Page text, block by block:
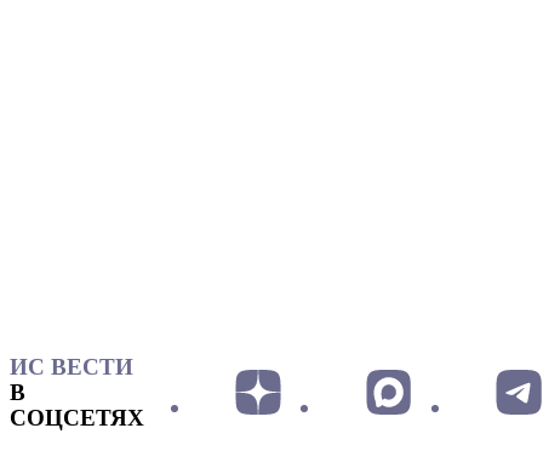
ИС ВЕСТИ
В
СОЦСЕТЯХ